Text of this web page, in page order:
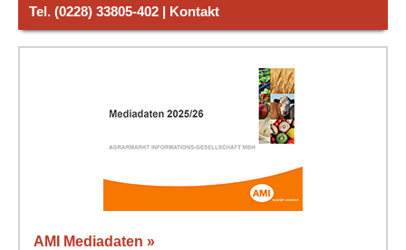
Tel. (0228) 33805-402 | Kontakt
AMI Mediadaten »